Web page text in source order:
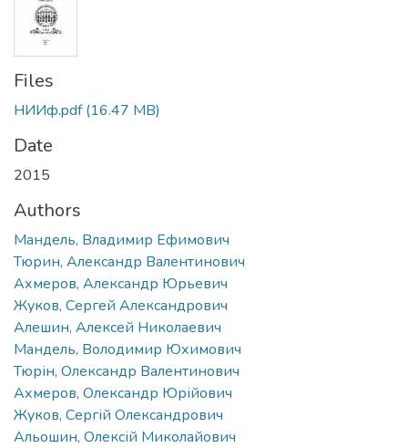
Files
НИИф.pdf(16.47 MB)
Date
2015
Authors
Мандель, Владимир Ефимович
Тюрин, Александр Валентинович
Ахмеров, Александр Юрьевич
Жуков, Сергей Александрович
Алешин, Алексей Николаевич
Мандель, Володимир Юхимович
Тюрін, Олександр Валентинович
Ахмеров, Олександр Юрійович
Жуков, Сергій Олександрович
Альошин, Олексій Миколайович